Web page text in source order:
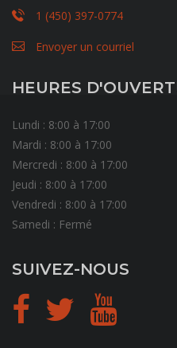
1 (450) 397-0774
Envoyer un courriel
HEURES
Lundi : 8:00 à 17:00
Mardi : 8:00 à 17:00
Mercredi : 8:00 à 17:00
Jeudi : 8:00 à 17:00
Vendredi : 8:00 à 17:00
Samedi : Fermé
SUIVEZ-NOUS